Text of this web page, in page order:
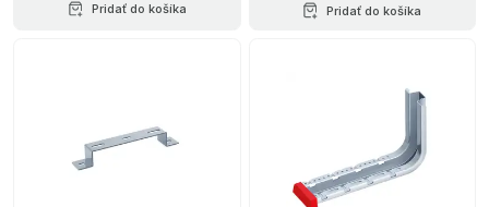
Pridať do košíka Pridať do košíka